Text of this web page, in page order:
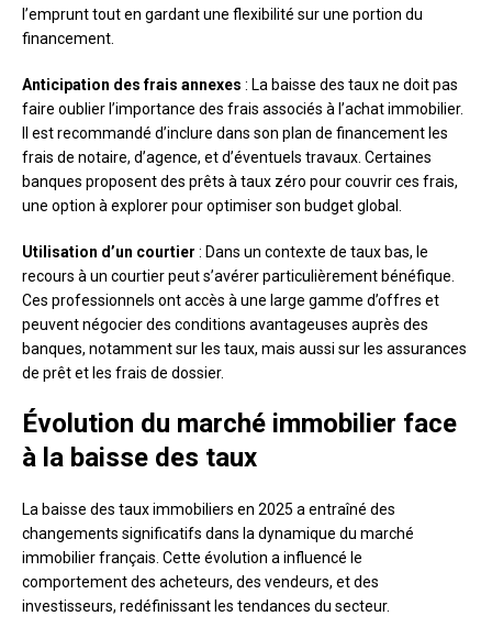
l’emprunt tout en gardant une flexibilité sur une portion du
financement.
Anticipation des frais annexes : La baisse des taux ne doit pas
faire oublier l’importance des frais associés à l’achat immobilier.
Il est recommandé d’inclure dans son plan de financement les
frais de notaire, d’agence, et d’éventuels travaux. Certaines
banques proposent des prêts à taux zéro pour couvrir ces frais,
une option à explorer pour optimiser son budget global.
Utilisation d’un courtier : Dans un contexte de taux bas, le
recours à un courtier peut s’avérer particulièrement bénéfique.
Ces professionnels ont accès à une large gamme d’offres et
peuvent négocier des conditions avantageuses auprès des
banques, notamment sur les taux, mais aussi sur les assurances
de prêt et les frais de dossier.
Évolution du marché immobilier face
à la baisse des taux
La baisse des taux immobiliers en 2025 a entraîné des
changements significatifs dans la dynamique du marché
immobilier français. Cette évolution a influencé le
comportement des acheteurs, des vendeurs, et des
investisseurs, redéfinissant les tendances du secteur.